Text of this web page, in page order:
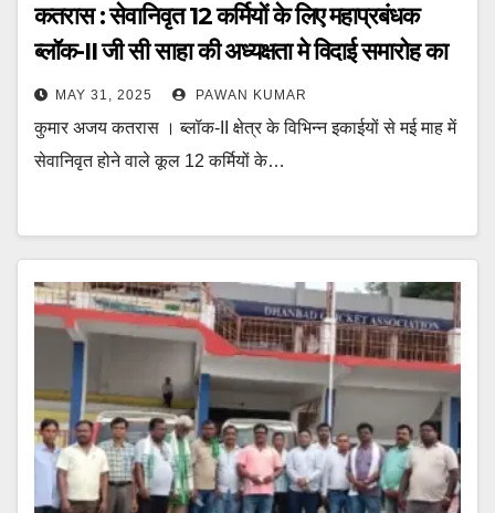
कतरास : सेवानिवृत 12 कर्मियों के लिए महाप्रबंधक
ब्लॉक-II जी सी साहा की अध्यक्षता मे विदाई समारोह का
आयोजन
MAY 31, 2025 PAWAN KUMAR
कुमार अजय कतरास । ब्लॉक-II क्षेत्र के विभिन्न इकाईयों से मई माह में
सेवानिवृत होने वाले कूल 12 कर्मियों के…